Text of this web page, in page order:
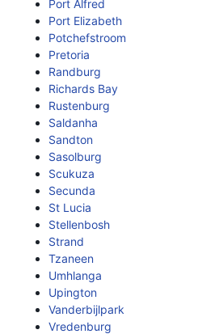
Port Alfred
Port Elizabeth
Potchefstroom
Pretoria
Randburg
Richards Bay
Rustenburg
Saldanha
Sandton
Sasolburg
Scukuza
Secunda
St Lucia
Stellenbosh
Strand
Tzaneen
Umhlanga
Upington
Vanderbijlpark
Vredenburg